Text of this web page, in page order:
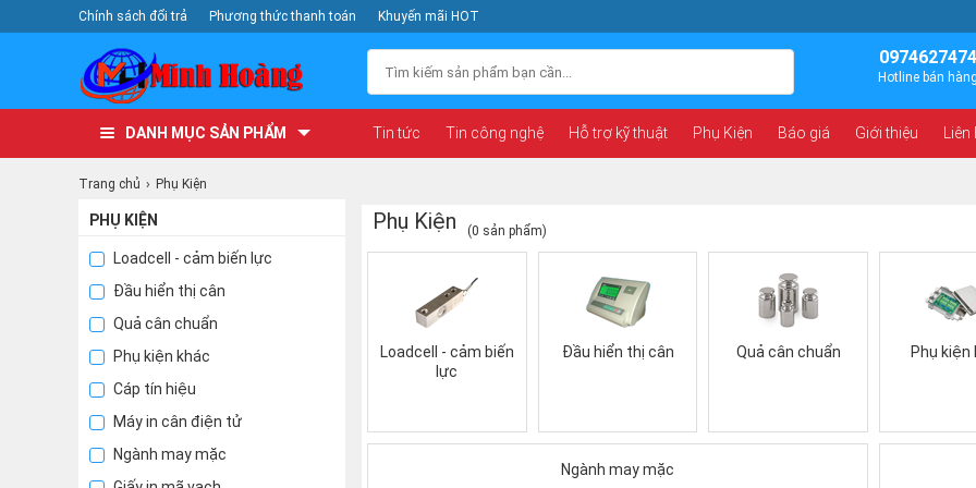
Chính sách đổi trả Phương thức thanh toán Khuyến mãi HOT
0974627474
Hotline bán
DANH MỤC SẢN PHẨM Tin tức Tin công nghệ Hỗ trợ kỹ thuật Phụ Kiện Báo giá Giới thiệu
Trang chủ Phụ Kiện
PHỤ KIỆN
Loadcell - cảm biến lực
Đầu hiển thị cân
Quả cân chuẩn
Phụ kiện khác
Cáp tín hiệu
Máy in cân điện tử
Ngành may mặc
Phụ Kiện (0 sản phẩm)
Loadcell - cảm biến
lực
Đầu hiển thị cân Quả cân chuẩn Phụ kiện
Ngành may mặc